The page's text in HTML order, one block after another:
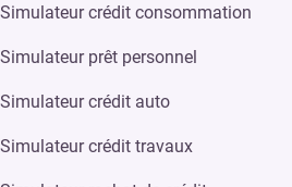
Simulateur crédit consommation
Simulateur prêt personnel
Simulateur crédit auto
Simulateur crédit travaux